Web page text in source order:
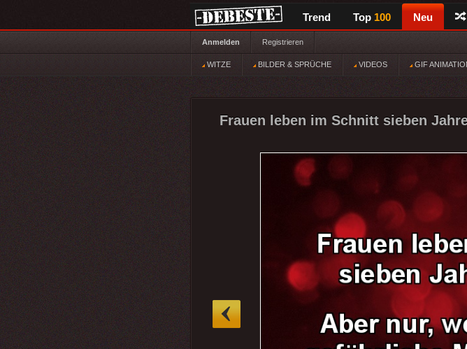
Trend Top 100 Neu
Anmelden Registrieren
WITZE BILDER & SPRÜCHE VIDEOS GIF
Frauen leben im Schnitt sieben